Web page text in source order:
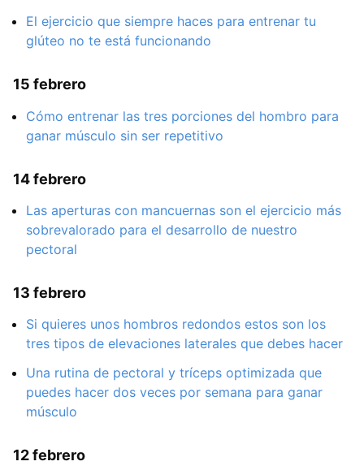
El ejercicio que siempre haces para entrenar tu
glúteo no te está funcionando
15 febrero
Cómo entrenar las tres porciones del hombro para
ganar músculo sin ser repetitivo
14 febrero
Las aperturas con mancuernas son el ejercicio más
sobrevalorado para el desarrollo de nuestro
pectoral
13 febrero
Si quieres unos hombros redondos estos son los
tres tipos de elevaciones laterales que debes hacer
Una rutina de pectoral y tríceps optimizada que
puedes hacer dos veces por semana para ganar
músculo
12 febrero